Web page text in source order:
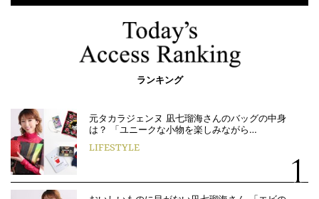
ランキング
元タカラジェンヌ 凪七瑠海さんのバッグの中身
は？ 「ユニークな小物を楽しみながら…
LIFESTYLE